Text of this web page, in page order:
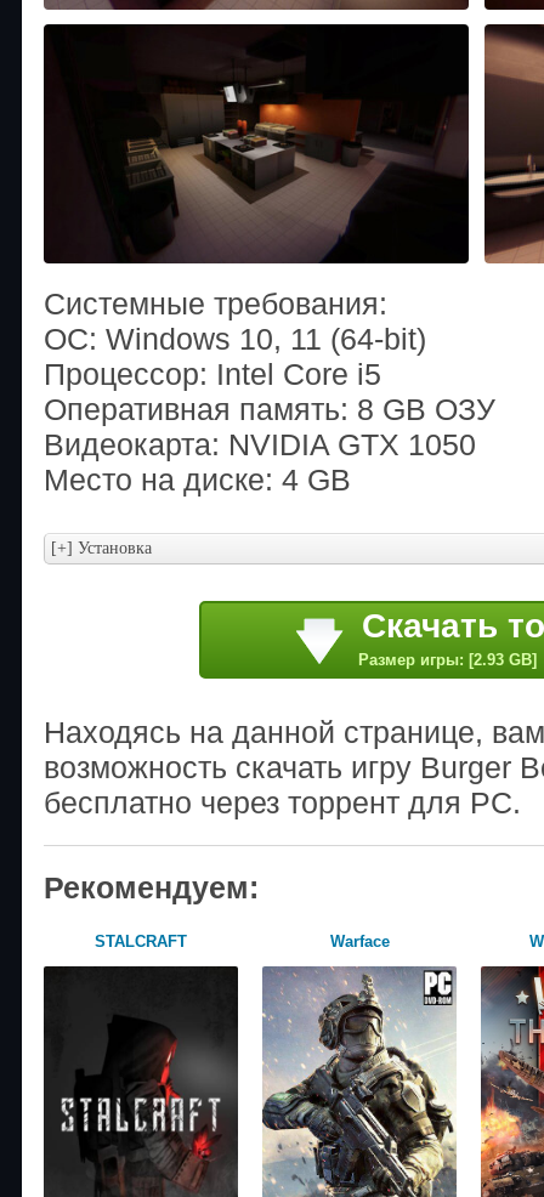
Системные требования:
ОС: Windows 10, 11 (64-bit)
Процессор: Intel Core i5
Оперативная память: 8 GB ОЗУ
Видеокарта: NVIDIA GTX 1050
Место на диске: 4 GB
Скачать
Размер игры: [2.93 GB]
Находясь на данной странице,
возможность скачать игру Burger
бесплатно через торрент для PC.
Рекомендуем:
STALCRAFT Warface